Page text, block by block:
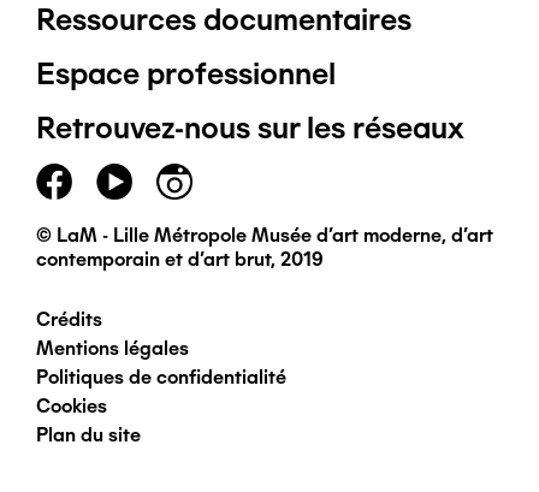
Pied
de
page
principal
Ressources documentaires
Espace professionnel
Retrouvez-nous sur les réseaux
© LaM - Lille Métropole Musée d'art moderne, d'art
contemporain et d'art brut, 2019
Pied
de
page
Crédits
Mentions légales
Politiques de confidentialité
Cookies
Plan du site